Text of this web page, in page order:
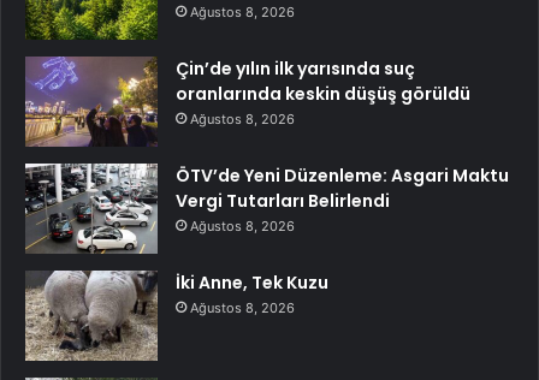
Ağustos 8, 2026
Çin’de yılın ilk yarısında suç
oranlarında keskin düşüş görüldü
Ağustos 8, 2026
ÖTV’de Yeni Düzenleme: Asgari Maktu
Vergi Tutarları Belirlendi
Ağustos 8, 2026
İki Anne, Tek Kuzu
Ağustos 8, 2026